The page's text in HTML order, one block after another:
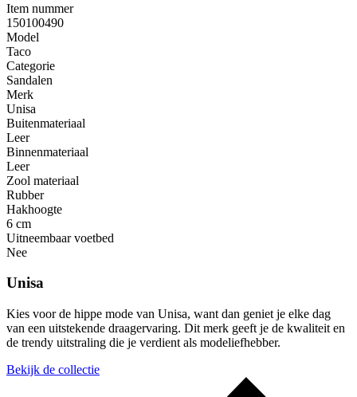
Item nummer
150100490
Model
Taco
Categorie
Sandalen
Merk
Unisa
Buitenmateriaal
Leer
Binnenmateriaal
Leer
Zool materiaal
Rubber
Hakhoogte
6 cm
Uitneembaar voetbed
Nee
Unisa
Kies voor de hippe mode van Unisa, want dan geniet je elke dag
van een uitstekende draagervaring. Dit merk geeft je de kwaliteit en
de trendy uitstraling die je verdient als modeliefhebber.
Bekijk de collectie